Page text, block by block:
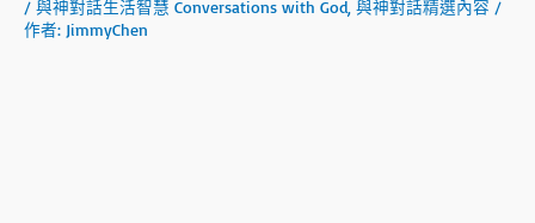
py b tt e
C
ail
/ 與神對話生活智慧 Conversations with God 與神對話精選內容 /
作者: JimmyChen